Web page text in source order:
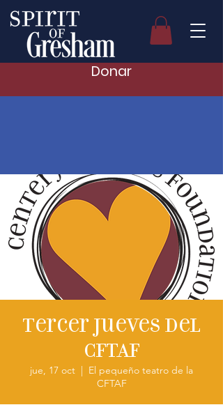
Donar
Tercer jueves del
CFTAF
jue, 17 oct
  |
El pequeño teatro de la
CFTAF